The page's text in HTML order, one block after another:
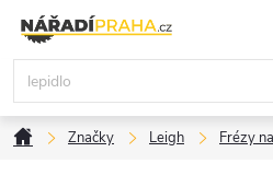
obsah
DomůZnačky Leigh Frézy